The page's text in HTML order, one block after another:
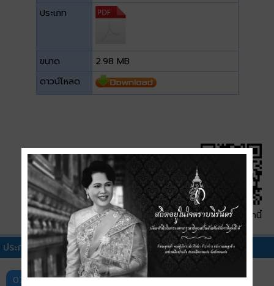
ประเภท
ขนาด
2.98 MB
ดาวน์โหลด
QR Code หน้านี้
ประกาศประกวดราคาอื่นๆ
07 ส.ค.
ประกาศเทศบาลเมืองบ้านเป็ด เรื่อง ประกวดราคาซื้อ